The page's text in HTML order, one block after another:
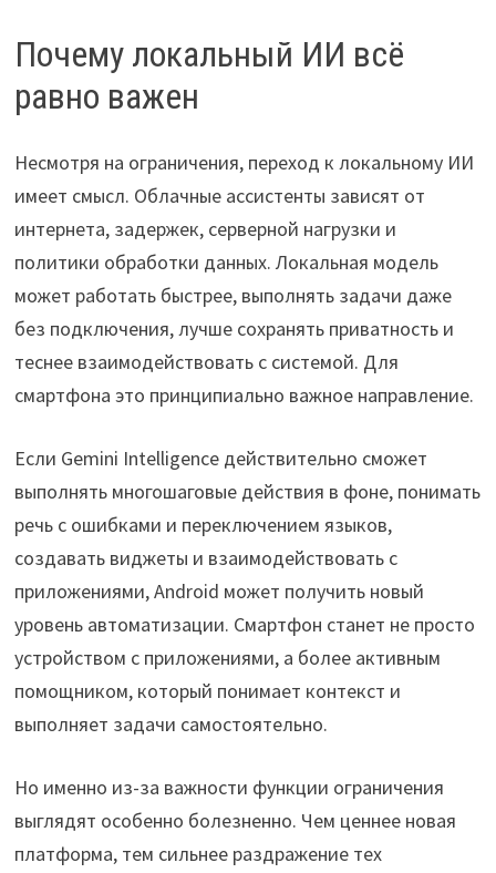
Почему локальный ИИ всё
равно важен
Несмотря на ограничения, переход к локальному ИИ
имеет смысл. Облачные ассистенты зависят от
интернета, задержек, серверной нагрузки и
политики обработки данных. Локальная модель
может работать быстрее, выполнять задачи даже
без подключения, лучше сохранять приватность и
теснее взаимодействовать с системой. Для
смартфона это принципиально важное направление.
Если Gemini Intelligence действительно сможет
выполнять многошаговые действия в фоне, понимать
речь с ошибками и переключением языков,
создавать виджеты и взаимодействовать с
приложениями, Android может получить новый
уровень автоматизации. Смартфон станет не просто
устройством с приложениями, а более активным
помощником, который понимает контекст и
выполняет задачи самостоятельно.
Но именно из-за важности функции ограничения
выглядят особенно болезненно. Чем ценнее новая
платформа, тем сильнее раздражение тех